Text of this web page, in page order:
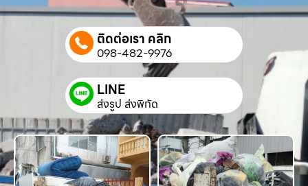
ติดต่อเรา คลิก
098-482-9976
LINE
ส่งรูป ส่งพิกัด